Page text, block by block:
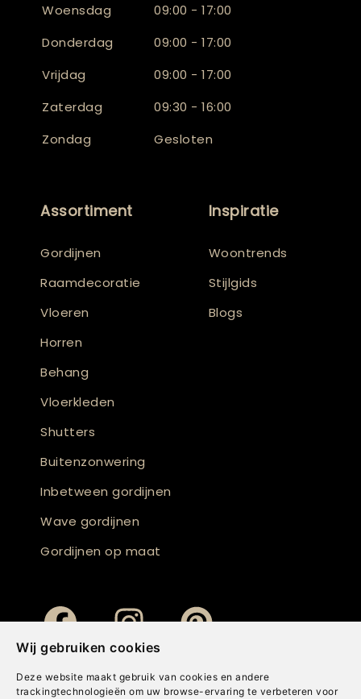
Wij gebruiken cookies
Deze website maakt gebruik van cookies en andere
trackingtechnologieën om uw browse-ervaring te verbeteren voor
Woensdag
09:00 - 17:00
Donderdag
09:00 - 17:00
Vrijdag
09:00 - 17:00
Zaterdag
09:30 - 16:00
Zondag
Gesloten
Assortiment
Gordijnen
Raamdecoratie
Vloeren
Horren
Behang
Vloerkleden
Shutters
Buitenzonwering
Inbetween gordijnen
Wave gordijnen
Gordijnen op maat
Inspiratie
Woontrends
Stijlgids
Blogs